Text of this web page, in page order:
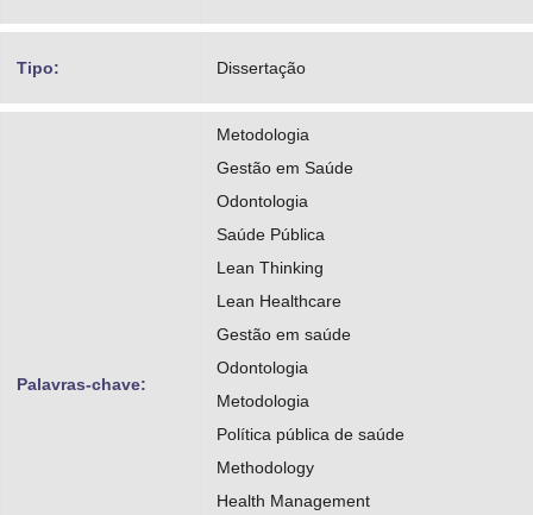
Tipo: Dissertação
Palavras-chave:
Metodologia
Gestão em Saúde
Odontologia
Saúde Pública
Lean Thinking
Lean Healthcare
Gestão em saúde
Odontologia
Metodologia
Política pública de saúde
Methodology
Health Management